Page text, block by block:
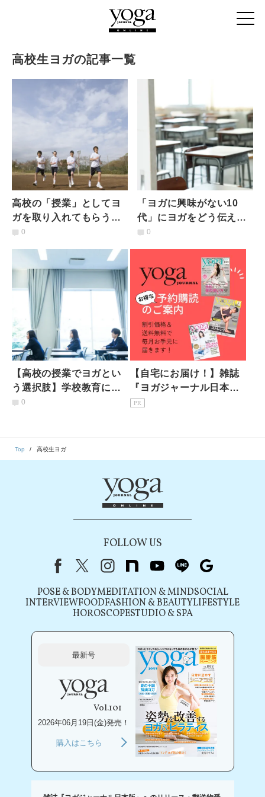
高校生ヨガの記事一覧
高校の「授業」としてヨ
ガを取り入れてもらうま
で【高校の授業にヨガと
0
「ヨガに興味がない10
代」にヨガをどう伝える
か｜高校生に授業でヨガ
0
【高校の授業でヨガとい
う選択肢】学校教育にお
けるヨガで、ヨガインス
0
【自宅にお届け！】雑誌
『ヨガジャーナル日本
版』予約購読のご案内
PR
Top 高校生ヨガ
FOLLOW US
FacebookX（旧Twitter）
instagram
note youtubeline
POSE & BODYMEDITATION & MINDSOCIAL
INTERVIEWFOODFASHION & BEAUTYLIFESTYLE
HOROSCOPESTUDIO & SPA
最新号
Vol.101
2026年06月19日(金)発売！
購入はこちら